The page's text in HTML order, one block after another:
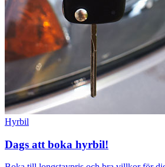
Hyrbil
Dags att boka hyrbil!